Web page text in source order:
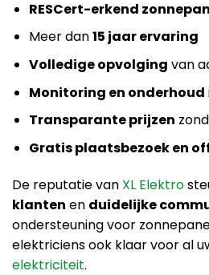
RESCert-erkend
Meer dan15 jaar ervaring
Volledige opvolging van
Monitoring en onderhoud
Transparante prijzen
Gratis plaatsbezoek en
De reputatie van XL Elektro
klanten en duidelijke
ondersteuning voor
elektriciens ook klaar voor al
elektriciteit.